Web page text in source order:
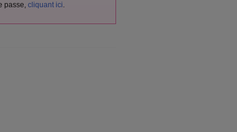
passe, cliquant ici.